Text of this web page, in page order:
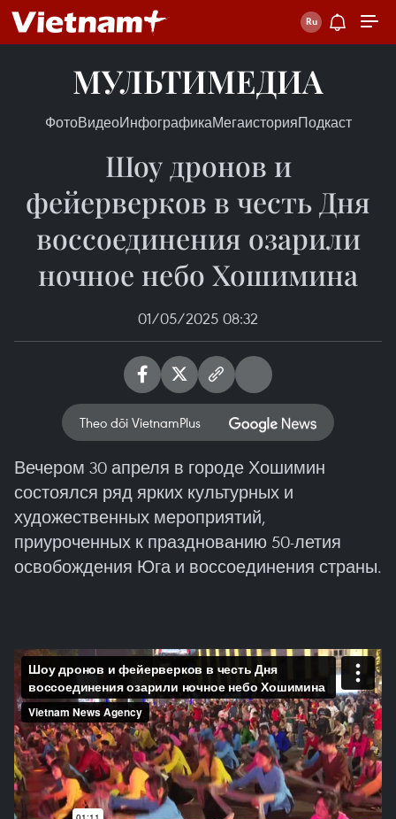
МУЛЬТИМЕДИА
ФотоВидеоИнфографикаМегаисторияПодкаст
Шоу дронов и
фейерверков в честь Дня
воссоединения озарили
ночное небо Хошимина
01/05/2025 08:32
Theo dõi VietnamPlus
Вечером 30 апреля в городе Хошимин
состоялся ряд ярких культурных и
художественных мероприятий,
приуроченных к празднованию 50-летия
освобождения Юга и воссоединения страны.